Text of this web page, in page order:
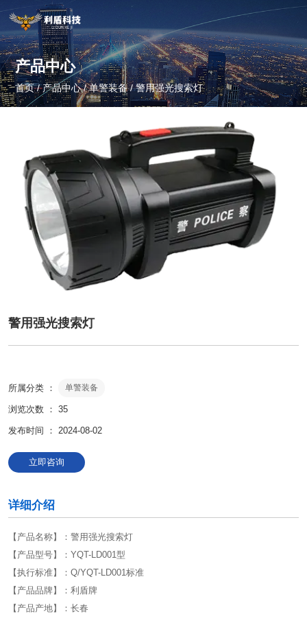
产品中心
首页/产品中心 /单警装备 /警用强光搜索灯
警用强光搜索灯
所属分类 ： 单警装备
浏览次数 ： 35
发布时间 ： 2024-08-02
立即咨询
详细介绍
【产品名称】：警用强光搜索灯
【产品型号】：YQT-LD001型
【执行标准】：Q/YQT-LD001标准
【产品品牌】：利盾牌
【产品产地】：长春